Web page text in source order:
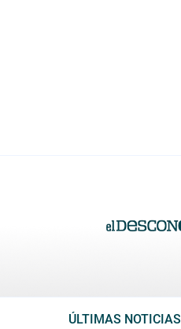
ÚLTIMAS NOTICIAS